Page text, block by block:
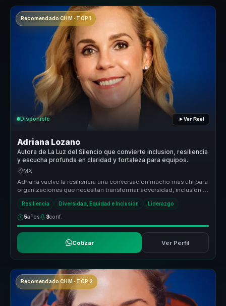
Recomendado CHM · TOP 1
Disponible Ver Reel
Adriana Lozano
Autora de La Luz del Silencio que convierte inclusion, resiliencia
y escucha profunda en claridad y fortaleza para equipos.
MX
Adriana vuelve la resiliencia una conversacion mucho mas util para
organizaciones que necesitan transformar adversidad, inclusion y
Resiliencia Diversidad, Equidad e Inclusión Liderazgo
5años 3conf.
Cotizar Ver Perfil
Recomendado CHM · TOP 2